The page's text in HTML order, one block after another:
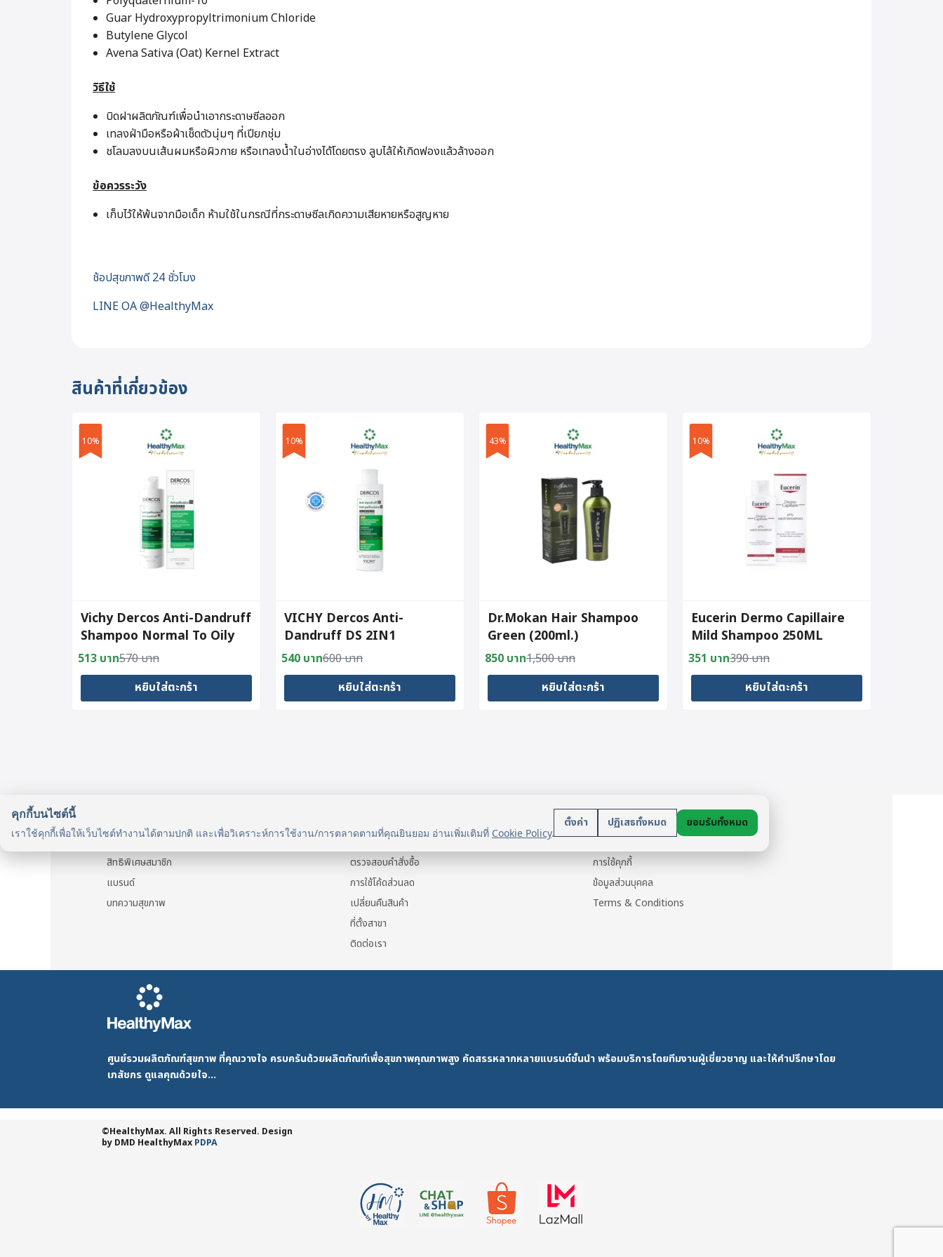
Guar Hydroxypropyltrimonium Chloride
Butylene Glycol
Avena Sativa (Oat) Kernel Extract
วิธีใช้
บิดฝาผลิตภัณฑ์เพื่อนำเอากระดาษซีลออก
เทลงฝ่ามือหรือผ้าเช็ดตัวนุ่มๆ ที่เปียกชุ่ม
ชโลมลงบนเส้นผมหรือผิวกาย หรือเทลงน้ำในอ่างได้โดยตรง ลูบไล้ให้เกิดฟองแล้วล้างออก
ข้อควรระวัง
เก็บไว้ให้พ้นจากมือเด็ก ห้ามใช้ในกรณีที่กระดาษซีลเกิดความเสียหายหรือสูญหาย
ช้อปสุขภาพดี 24 ชั่วโมง
LINE OA @HealthyMax
สินค้าที่เกี่ยวข้อง
10%
Vichy Dercos Anti-Dandruff
Shampoo Normal To Oily
Hair 200ml.
570บาท
Original
price
was:
513 บาท
Current
price
is:
หยิบใส่ตะกร้า
10%
VICHY Dercos Anti-
Dandruff DS 2IN1
Conditioning Shampoo
600บาท
Original
price
was:
540 บาท
Current
price
is:
หยิบใส่ตะกร้า
43%
Dr.Mokan Hair Shampoo
Green (200ml.)
1,500บาท
Original
price
was:
850 บาท
Current
price
is:
หยิบใส่ตะกร้า
10%
Eucerin Dermo Capillaire
Mild Shampoo 250ML
390บาท
Original
price
was:
351 บาท
Current
price
is:
หยิบใส่ตะกร้า
คุกกี้บนไซต์นี้
เราใช้คุกกี้เพื่อให้เว็บไซต์ทำงานได้ตามปกติ และเพื่อวิเคราะห์การใช้งาน/การตลาดตามที่คุณยินยอม อ่านเพิ่มเติมที่ Cookie Policy.
ตั้งค่า ปฏิเสธทั้งหมด ยอมรับทั้งหมด
รู้จัก HealthyMax
สิทธิพิเศษสมาชิก
แบรนด์
บทความสุขภาพ
แจ้งการชำระเงิน
ตรวจสอบคำสั่งซื้อ
การใช้โค้ดส่วนลด
เปลี่ยนคืนสินค้า
ที่ตั้งสาขา
ติดต่อเรา
นโยบาย
ข้อมูลส่วนตัว
การใช้คุกกี้
ข้อมูลส่วนบุคคล
Terms & Conditions
ศูนย์รวมผลิตภัณฑ์สุขภาพ ที่คุณวางใจ ครบครันด้วยผลิตภัณฑ์เพื่อสุขภาพคุณภาพสูง คัดสรรหลากหลายแบรนด์ชั้นนำ พร้อมบริการโดยทีมงานผู้เชี่ยวชาญ และให้คำปรึกษาโดย
เภสัชกร ดูแลคุณด้วยใจ...
©HealthyMax. All Rights Reserved. Design
by DMD HealthyMax PDPA